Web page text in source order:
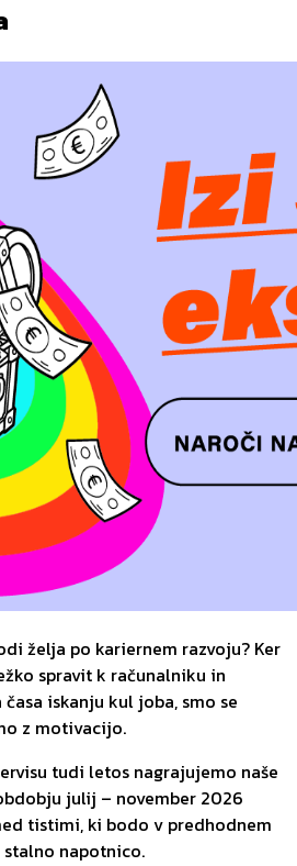
želja po kariernem razvoju? Ker
spravit k računalniku in
iskanju kul joba, smo se
z motivacijo.
tudi letos nagrajujemo naše
julij – november 2026
tistimi, ki bodo v predhodnem
napotnico.